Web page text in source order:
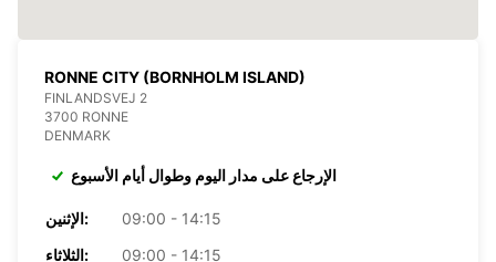
RONNE CITY (BORNHOLM ISLAND)
FINLANDSVEJ 2
3700 RONNE
DENMARK
الإرجاع على مدار اليوم وطوال أيام الأسبوع
الإثنين:
09:00 - 14:15
الثلاثاء:
09:00 - 14:15